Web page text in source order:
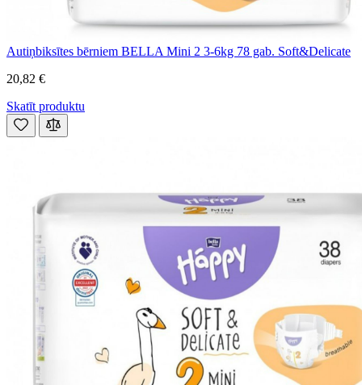
Autiņbiksītes bērniem BELLA Mini 2 3-6kg 78 gab. Soft&Delicate
20,82 €
Skatīt produktu